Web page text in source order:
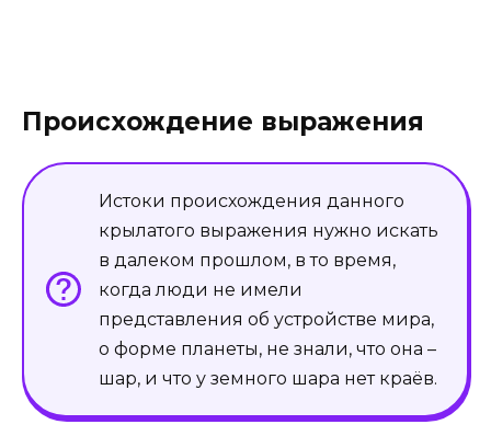
Происхождение выражения
Истоки происхождения данного
крылатого выражения нужно искать
в далеком прошлом, в то время,
когда люди не имели
представления об устройстве мира,
о форме планеты, не знали, что она –
шар, и что у земного шара нет краёв.